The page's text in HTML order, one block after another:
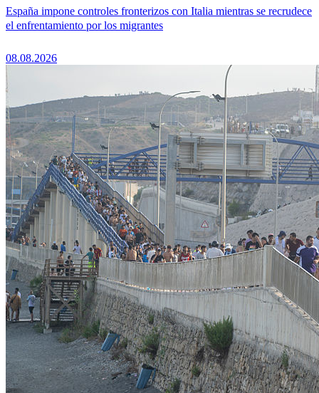
España impone controles fronterizos con Italia mientras se recrudece
el enfrentamiento por los migrantes
08.08.2026